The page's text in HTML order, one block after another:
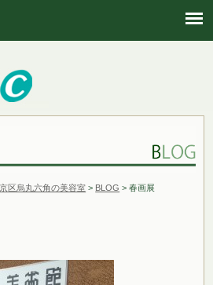
区烏丸六角の美容室 > BLOG > 春画展